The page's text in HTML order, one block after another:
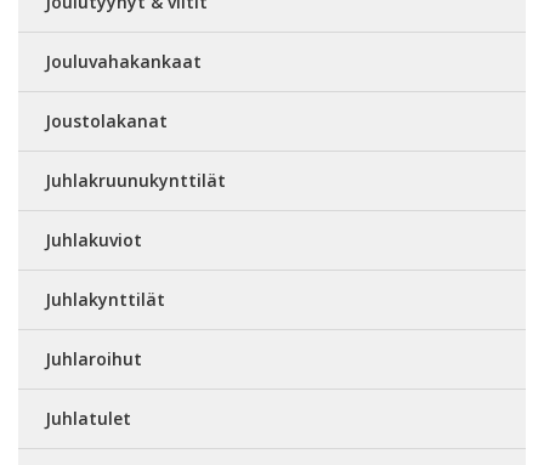
Jouluvahakankaat
Joustolakanat
Juhlakruunukynttilät
Juhlakuviot
Juhlakynttilät
Juhlaroihut
Juhlatulet